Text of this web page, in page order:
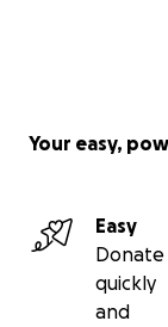
Your easy,
Easy
Donate
quickly
and